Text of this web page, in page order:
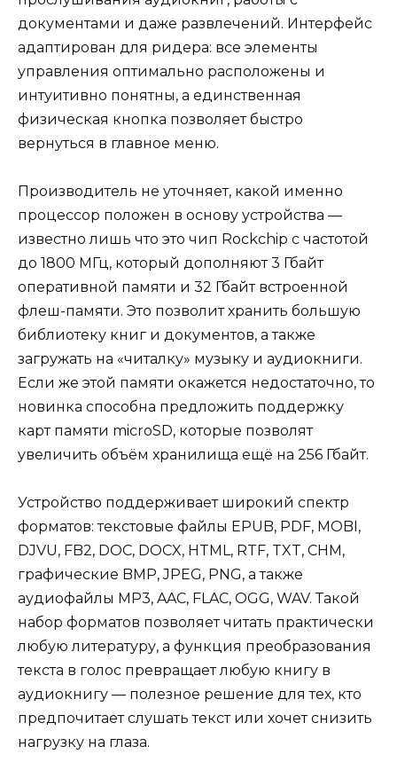
документами и даже развлечений. Интерфейс
адаптирован для ридера: все элементы
управления оптимально расположены и
интуитивно понятны, а единственная
физическая кнопка позволяет быстро
вернуться в главное меню.
Производитель не уточняет, какой именно
процессор положен в основу устройства —
известно лишь что это чип Rockchip с частотой
до 1800 МГц, который дополняют 3 Гбайт
оперативной памяти и 32 Гбайт встроенной
флеш-памяти. Это позволит хранить большую
библиотеку книг и документов, а также
загружать на «читалку» музыку и аудиокниги.
Если же этой памяти окажется недостаточно, то
новинка способна предложить поддержку
карт памяти microSD, которые позволят
увеличить объём хранилища ещё на 256 Гбайт.
Устройство поддерживает широкий спектр
форматов: текстовые файлы EPUB, PDF, MOBI,
DJVU, FB2, DOC, DOCX, HTML, RTF, TXT, CHM,
графические BMP, JPEG, PNG, а также
аудиофайлы MP3, AAC, FLAC, OGG, WAV. Такой
набор форматов позволяет читать практически
любую литературу, а функция преобразования
текста в голос превращает любую книгу в
аудиокнигу — полезное решение для тех, кто
предпочитает слушать текст или хочет снизить
нагрузку на глаза.